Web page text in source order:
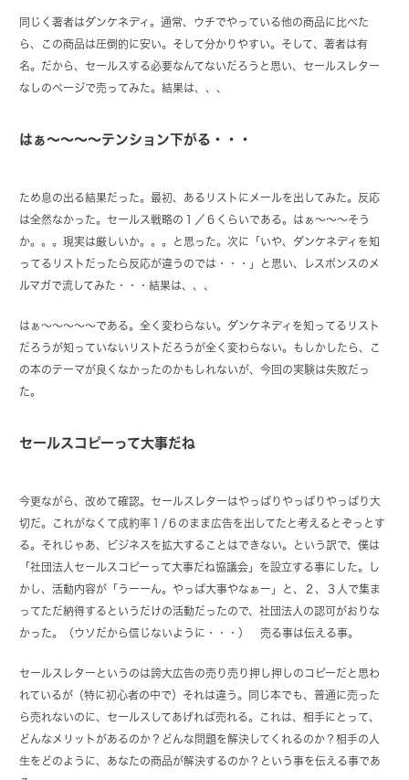
同じく著者はダンケネディ。通常、ウチでやっている他の商品に比べた
ら、この商品は圧倒的に安い。そして分かりやすい。そして、著者は有
名。だから、セールスする必要なんてないだろうと思い、セールスレター
なしのページで売ってみた。結果は、、、
はぁ～～～～テンション下がる・・・
ため息の出る結果だった。最初、あるリストにメールを出してみた。反応
は全然なかった。セールス戦略の１／６くらいである。はぁ～～～そう
か。。。現実は厳しいか。。。と思った。次に「いや、ダンケネディを知
ってるリストだったら反応が違うのでは・・・」と思い、レスポンスのメ
ルマガで流してみた・・・結果は、、、
はぁ～～～～～である。全く変わらない。ダンケネディを知ってるリスト
だろうが知っていないリストだろうが全く変わらない。もしかしたら、こ
の本のテーマが良くなかったのかもしれないが、今回の実験は失敗だっ
た。
セールスコピーって大事だね
今更ながら、改めて確認。セールスレターはやっぱりやっぱりやっぱり大
切だ。これがなくて成約率１/６のまま広告を出してたと考えるとぞっとす
る。それじゃあ、ビジネスを拡大することはできない。という訳で、僕は
「社団法人セールスコピーって大事だね協議会」を設立する事にした。し
かし、活動内容が「うーーん。やっぱ大事やなぁー」と、２、３人で集ま
ってただ納得するというだけの活動だったので、社団法人の認可がおりな
かった。（ウソだから信じないように・・・） 売る事は伝える事。
セールスレターというのは誇大広告の売り売り押し押しのコピーだと思わ
れているが（特に初心者の中で）それは違う。同じ本でも、普通に売った
ら売れないのに、セールスしてあげれば売れる。これは、相手にとって、
どんなメリットがあるのか？どんな問題を解決してくれるのか？相手の人
生をどのように、あなたの商品が解決するのか？という事を伝える事であ